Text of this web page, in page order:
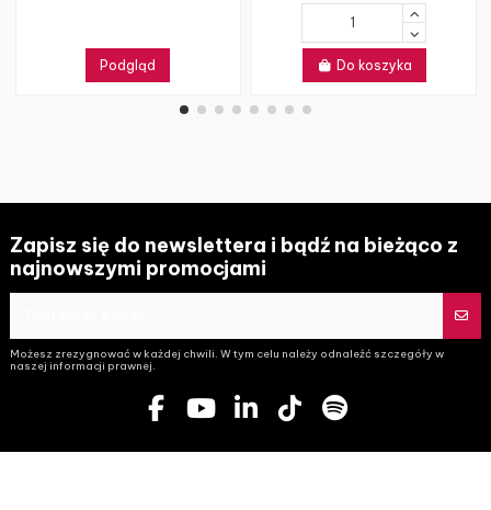
Podgląd Do koszyka
Zapisz się do newslettera i bądź na bieżąco z
najnowszymi promocjami
Możesz zrezygnować w każdej chwili. W tym celu należy odnaleźć szczegóły w
naszej informacji prawnej.